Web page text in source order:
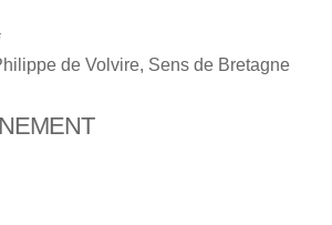
de Volvire, Sens de Bretagne